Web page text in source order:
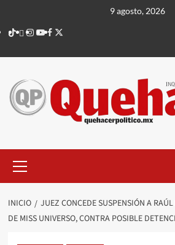
contenido
9 agosto, 2026
TikTok
threads
Instagram
Youtube
Facebook
X
principal
INICIO
JUEZ CONCEDE SUSPENSIÓN A
DE MISS UNIVERSO, CONTRA POSIBLE